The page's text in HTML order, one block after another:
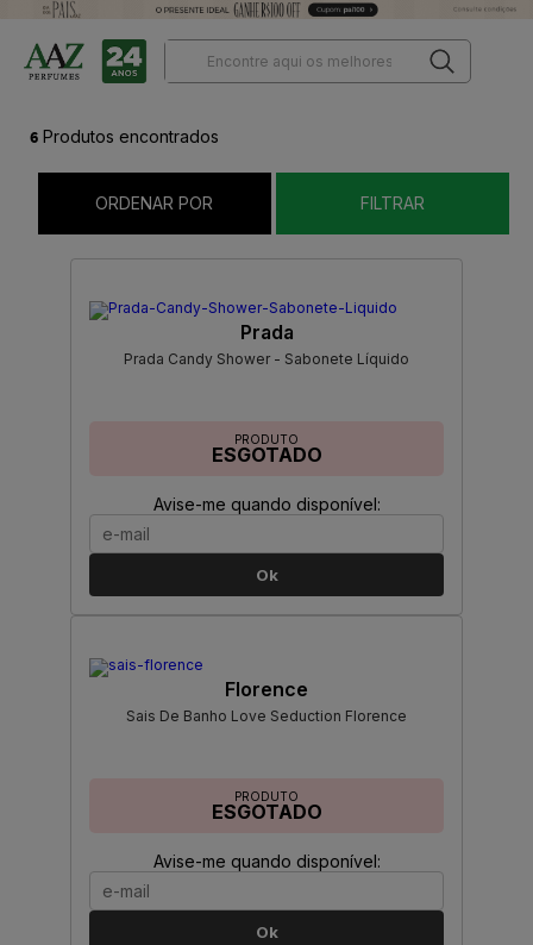
6 Produtos encontrados
ORDENAR POR FILTRAR
Prada
Prada Candy Shower - Sabonete Líquido
PRODUTO
ESGOTADO
Avise-me quando disponível:
Ok
Florence
Sais De Banho Love Seduction Florence
PRODUTO
ESGOTADO
Avise-me quando disponível:
Ok